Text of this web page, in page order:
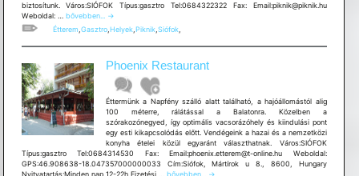
biztosítunk. Város:SIÓFOK Típus:gasztro Tel:0684322322 Fax: Email:piknik@piknik.hu
Weboldal: … Piknik
Étterem
bővebben...
→
Étterem Gasztro, Helyek, Piknik, Siófok,
Phoenix Restaurant
Éttermünk a Napfény szálló alatt található, a hajóállomástól alig
100 méterre, rálátással a Balatonra. Közelben a
szórakozónegyed, így optimális vacsorázóhely és kiindulási pont
egy esti kikapcsolódás előtt. Vendégeink a hazai és a nemzetközi
konyha ételei közül egyaránt választhatnak. Város:SIÓFOK
Típus:gasztro Tel:0684314530 Fax: Email:phoenix.etterem@t-online.hu Weboldal:
GPS:46.908638-18.047357000000033 Cím:Siófok, Mártírok u 8., 8600, Hungary
Nyitvatartás:Minden nap 12-22h Fizetési … Phoenix
bővebben... →